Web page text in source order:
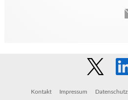
Kontakt Impressum Datenschutz